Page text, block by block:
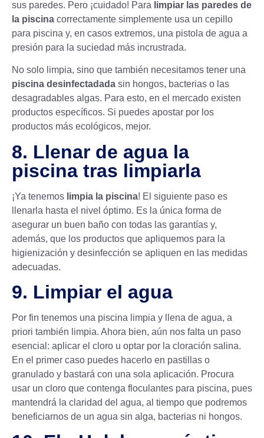
sus paredes. Pero ¡cuidado! Para limpiar las paredes de
la piscina correctamente simplemente usa un cepillo
para piscina y, en casos extremos, una pistola de agua a
presión para la suciedad más incrustrada.
No solo limpia, sino que también necesitamos tener una
piscina desinfectadada sin hongos, bacterias o las
desagradables algas. Para esto, en el mercado existen
productos específicos. Si puedes apostar por los
productos más ecológicos, mejor.
8. Llenar de agua la
piscina tras limpiarla
¡Ya tenemos limpia la piscina! El siguiente paso es
llenarla hasta el nivel óptimo. Es la única forma de
asegurar un buen baño con todas las garantías y,
además, que los productos que apliquemos para la
higienización y desinfección se apliquen en las medidas
adecuadas.
9. Limpiar el agua
Por fin tenemos una piscina limpia y llena de agua, a
priori también limpia. Ahora bien, aún nos falta un paso
esencial: aplicar el cloro u optar por la cloración salina.
En el primer caso puedes hacerlo en pastillas o
granulado y bastará con una sola aplicación. Procura
usar un cloro que contenga floculantes para piscina, pues
mantendrá la claridad del agua, al tiempo que podremos
beneficiarnos de un agua sin alga, bacterias ni hongos.